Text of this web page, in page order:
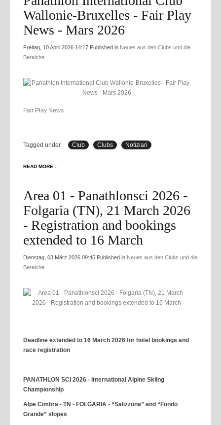
Wallonie-Bruxelles - Fair Play
News - Mars 2026
Freitag, 10 April 2026 14:17 Published in Neues aus den Clubs und die
Bereiche
Fair Play News
Tagged under Club Clubs Notiziari
READ MORE...
Area 01 - Panathlonsci 2026 -
Folgaria (TN), 21 March 2026
- Registration and bookings
extended to 16 March
Dienstag, 03 März 2026 09:45 Published in Neues aus den Clubs und die
Bereiche
Deadline extended to 16 March 2026 for hotel bookings and
race registration
PANATHLON SCI 2026 - International Alpine Skiing
Championship
Alpe Cimbra - TN - FOLGARIA - “Salizzona” and “Fondo
Grande” slopes